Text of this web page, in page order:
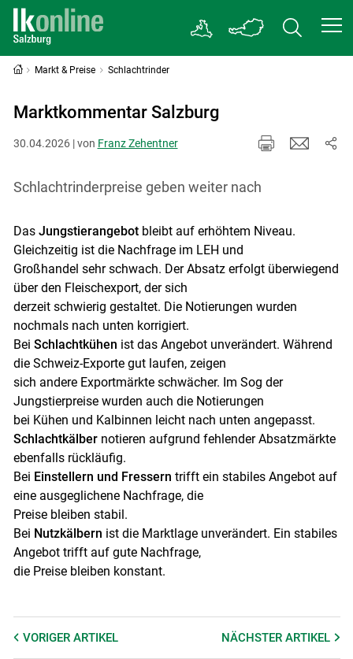
Skip to main content
Markt & Preise Schlachtrinder
Marktkommentar Salzburg
30.04.2026 | von Franz Zehentner
Schlachtrinderpreise geben weiter nach
Das Jungstierangebotbleibt auf erhöhtem Niveau.
Gleichzeitig ist die Nachfrage im LEH und
Großhandel sehr schwach. Der Absatz erfolgt überwiegend
über den Fleischexport, der sich
derzeit schwierig gestaltet. Die Notierungen wurden
nochmals nach unten korrigiert.
Bei Schlachtkühen ist das Angebot unverändert. Während
die Schweiz-Exporte gut laufen, zeigen
sich andere Exportmärkte schwächer. Im Sog der
Jungstierpreise wurden auch die Notierungen
bei Kühen und Kalbinnen leicht nach unten angepasst.
Schlachtkälbernotieren aufgrund fehlender Absatzmärkte
ebenfalls rückläufig.
Bei Einstellern und Fressern trifft ein stabiles Angebot auf
eine ausgeglichene Nachfrage, die
Preise bleiben stabil.
Bei Nutzkälbern ist die Marktlage unverändert. Ein stabiles
Angebot trifft auf gute Nachfrage,
die Preise bleiben konstant.
VORIGER ARTIKEL NÄCHSTERARTIKEL